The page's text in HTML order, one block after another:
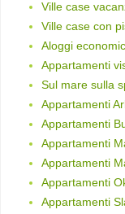
Ville case
Ville case con
Aloggi
Appartamenti
Sul mare sulla
Appartamenti
Appartamenti
Appartamenti
Appartamenti
Appartamenti
Appartamenti